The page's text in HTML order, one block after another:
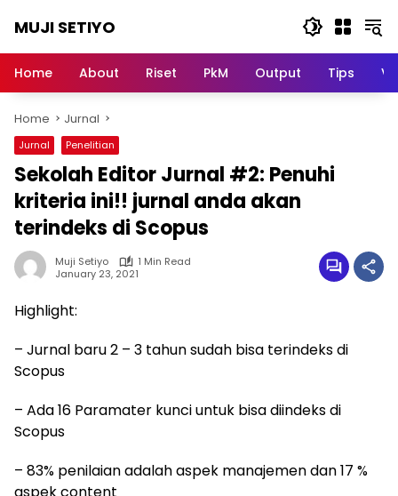
MUJI SETIYO
Bersama,
Home About Riset PkM Output Tips
Home Jurnal
Jurnal Penelitian
Sekolah Editor Jurnal #2: Penuhi
kriteria ini!! jurnal anda akan
terindeks di Scopus
Muji Setiyo
1 Min Read
January 23, 2021
Highlight:
– Jurnal baru 2 – 3 tahun sudah bisa terindeks di
Scopus
– Ada 16 Paramater kunci untuk bisa diindeks di
Scopus
– 83% penilaian adalah aspek manajemen dan 17 %